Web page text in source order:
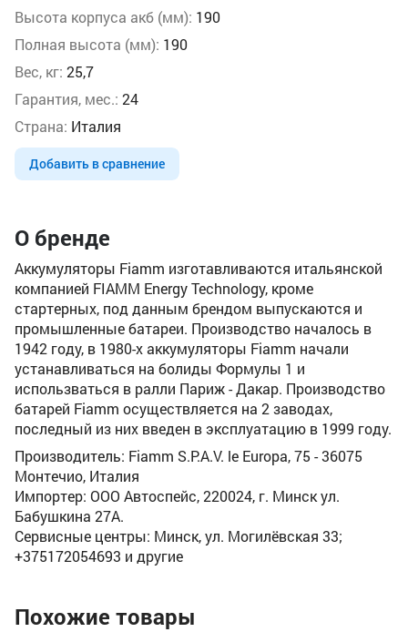
Высота корпуса акб (мм): 190
Полная высота (мм): 190
Вес, кг: 25,7
Гарантия, мес.: 24
Страна: Италия
Добавить в сравнение
О бренде
Аккумуляторы Fiamm изготавливаются итальянской
компанией FIAMM Energy Technology, кроме
стартерных, под данным брендом выпускаются и
промышленные батареи. Производство началось в
1942 году, в 1980-х аккумуляторы Fiamm начали
устанавливаться на болиды Формулы 1 и
использваться в ралли Париж - Дакар. Производство
батарей Fiamm осуществляется на 2 заводах,
последный из них введен в эксплуатацию в 1999 году.
Производитель: Fiamm S.P.A.V. le Europa, 75 - 36075
Монтечио, Италия
Импортер: ООО Автоспейс, 220024, г. Минск ул.
Бабушкина 27А.
Сервисные центры: Минск, ул. Могилёвская 33;
+375172054693 и другие
Похожие товары